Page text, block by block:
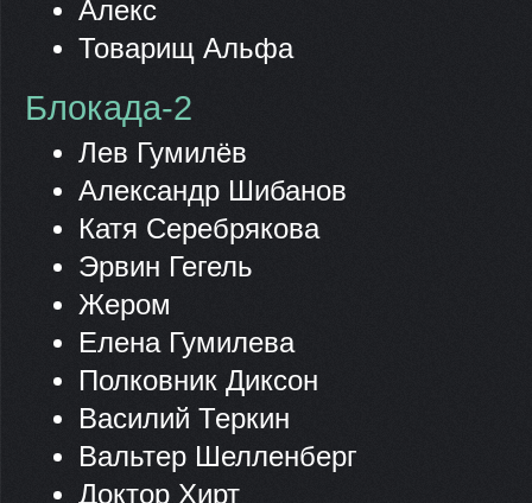
Алекс
Товарищ Альфа
Блокада-2
Лев Гумилёв
Александр Шибанов
Катя Серебрякова
Эрвин Гегель
Жером
Елена Гумилева
Полковник Диксон
Василий Теркин
Вальтер Шелленберг
Доктор Хирт